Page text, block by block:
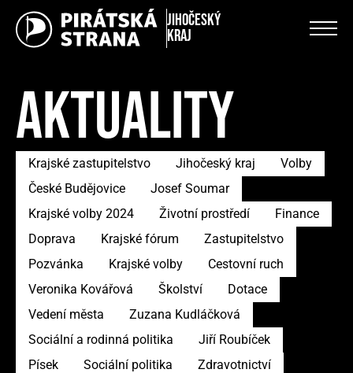
Jihočeský
kraj
AKTUALITY
Krajské zastupitelstvo Jihočeský kraj
Volby
České Budějovice
Josef Soumar
Krajské volby 2024
Životní prostředí
Finance
Doprava
Krajské fórum
Zastupitelstvo
Pozvánka
Krajské volby
Cestovní ruch
Veronika Kovářová
Školství
Dotace
Vedení města
Zuzana Kudláčková
Sociální a rodinná politika
Jiří Roubíček
Písek
Sociální politika
Zdravotnictví